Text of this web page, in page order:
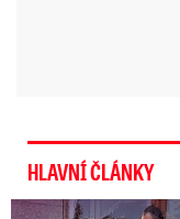
HLAVNÍ ČLÁNKY